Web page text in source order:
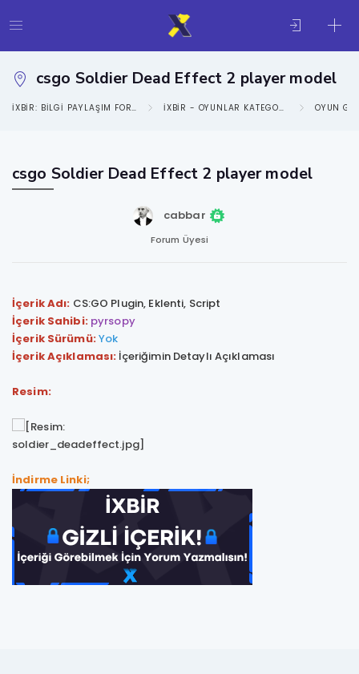
csgo Soldier Dead Effect 2 player model
IXBIR: BILGI PAYLAŞIM FORUMU IXBIR - OYUNLAR KATEGORISI OYUN
csgo Soldier Dead Effect 2 player model
cabbar
Forum Üyesi
İçerik Adı: CS:GO Plugin, Eklenti, Script
İçerik Sahibi: pyrsopy
İçerik Sürümü:Yok
İçerik Açıklaması: İçeriğimin Detaylı Açıklaması
Resim:
İndirme Linki;